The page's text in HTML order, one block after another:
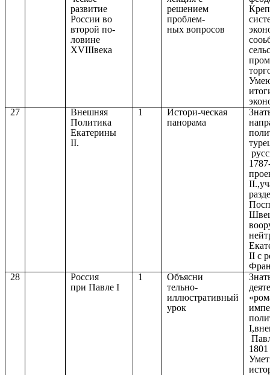
развитие
России во
второй по-
ловине
XVIIIвека
решением
проблем-
ных вопросов
27
Внешняя
Политика
Екатерины
II.
1
Истори-ческая
панорама
II с
28
Россия
при Павле I
1
Объясни
тельно-
иллюстративный
урок
1801